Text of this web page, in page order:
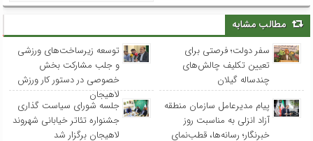
مطالب مشابه
سفر دولت؛ فرصتی برای
تعیین تکلیف چالش‌های
چندساله گیلان
توسعه زیرساخت‌های ورزشی
و جلب مشارکت بخش
خصوصی در دستور کار ورزش
لاهیجان
پیام مدیرعامل سازمان منطقه
آزاد انزلی به مناسبت روز
خبرنگار؛ رسانه‌ها، قطب‌نمای
جلسه شورای سیاست گذاری
جشنواره تئاتر خیابانی شهروند
لاهیجان برگزار شد